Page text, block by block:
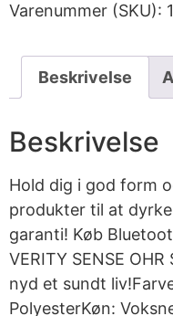
Varenummer (SKU):
Beskrivelse
Beskrivelse
Hold dig i god form
produkter til at
garanti! Køb
VERITY SENSE
nyd et sundt
PolyesterKøn: